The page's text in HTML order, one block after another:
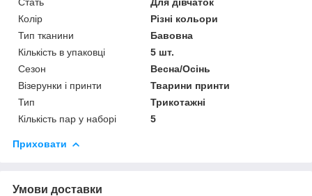
Колір
Різні кольори
Тип тканини
Бавовна
Кількість в упаковці
5 шт.
Сезон
Весна/Осінь
Візерунки і принти
Тварини принти
Тип
Трикотажні
Кількість пар у наборі
5
Приховати
Умови доставки